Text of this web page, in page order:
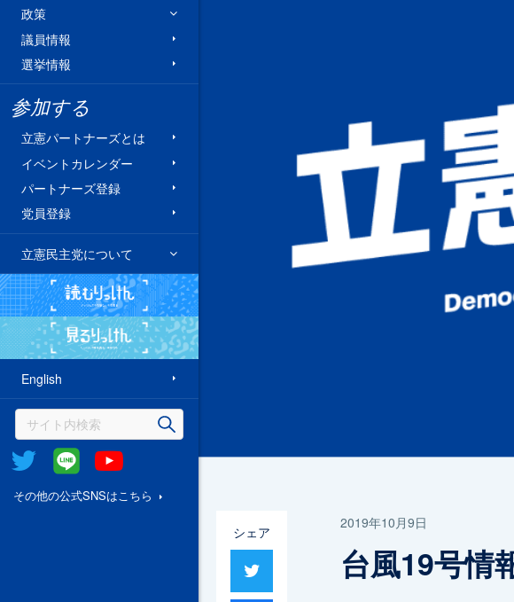
政策
議員情報
選挙情報
参加する
立憲パートナーズとは
イベントカレンダー
パートナーズ登録
党員登録
立憲民主党について
English
Twitter @Line
その他の公式SNSはこちら
シェア
2019年10月9日
台風19号情